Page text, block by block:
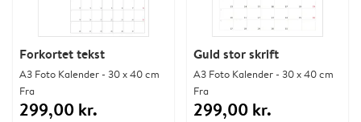
Forkortet tekst
A3 Foto Kalender - 30 x 40 cm
Fra
299,00 kr.
Guld stor skrift
A3 Foto Kalender - 30 x 40 cm
Fra
299,00 kr.